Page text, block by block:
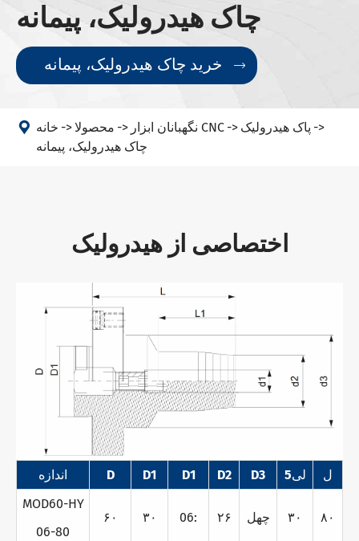
چاک هیدرولیک، پیمانه

 خانه محصولا نگهبانان ابزار CNC
پاک هیدرولیک
چاک هیدرولیک، پیمانه
اختصاصی از هیدرولیک
اندازه D D1 D1 D2 D3 لی5
ل
MOD60-HY
06-80
۶۰ ۳۰ 06: ۲۶ چهل ۳۰ ۸۰